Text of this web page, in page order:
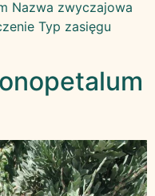
Nazwa zwyczajowa
Typ zasięgu